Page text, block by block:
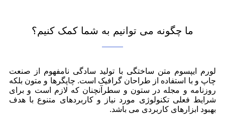
ما چگونه می توانیم به شما کمک کنیم؟
لورم ایپسوم متن ساختگی با تولید سادگی نامفهوم از صنعت
چاپ و با استفاده از طراحان گرافیک است. چاپگرها و متون بلکه
روزنامه و مجله در ستون و سطرآنچنان که لازم است و برای
شرایط فعلی تکنولوژی مورد نیاز و کاربردهای متنوع با هدف
بهبود ابزارهای کاربردی می باشد.